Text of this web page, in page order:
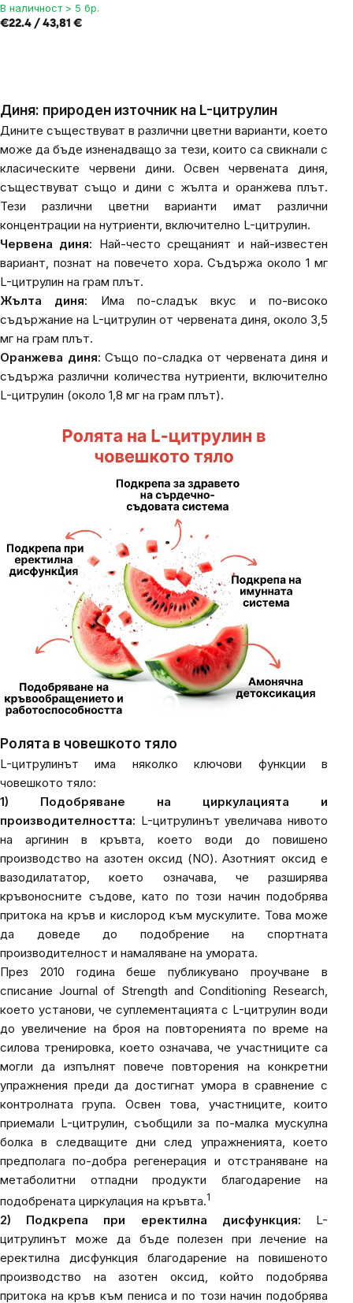
В наличност > 5 бр.
€22.4 / 43,81 €
Диня: природен източник на L-цитрулин
Дините съществуват в различни цветни варианти, което
може да бъде изненадващо за тези, които са свикнали с
класическите червени дини. Освен червената диня,
съществуват също и дини с жълта и оранжева плът.
Тези различни цветни варианти имат различни
концентрации на нутриенти, включително L-цитрулин.
Червена диня: Най-често срещаният и най-известен
вариант, познат на повечето хора. Съдържа около 1 мг
L-цитрулин на грам плът.
Жълта диня: Има по-сладък вкус и по-високо
съдържание на L-цитрулин от червената диня, около 3,5
мг на грам плът.
Оранжева диня: Също по-сладка от червената диня и
съдържа различни количества нутриенти, включително
L-цитрулин (около 1,8 мг на грам плът).
Ролята в човешкото тяло
L-цитрулинът има няколко ключови функции в
човешкото тяло:
1) Подобряване на циркулацията и
производителността: L-цитрулинът увеличава нивото
на аргинин в кръвта, което води до повишено
производство на азотен оксид (NO). Азотният оксид е
вазодилататор, което означава, че разширява
кръвоносните съдове, като по този начин подобрява
притока на кръв и кислород към мускулите. Това може
да доведе до подобрение на спортната
производителност и намаляване на умората.
През 2010 година беше публикувано проучване в
списание Journal of Strength and Conditioning Research,
което установи, че суплементацията с L-цитрулин води
до увеличение на броя на повторенията по време на
силова тренировка, което означава, че участниците са
могли да изпълнят повече повторения на конкретни
упражнения преди да достигнат умора в сравнение с
контролната група. Освен това, участниците, които
приемали L-цитрулин, съобщили за по-малка мускулна
болка в следващите дни след упражненията, което
предполага по-добра регенерация и отстраняване на
метаболитни отпадни продукти благодарение на
подобрената циркулация на кръвта.1
2) Подкрепа при еректилна дисфункция: L-
цитрулинът може да бъде полезен при лечение на
еректилна дисфункция благодарение на повишеното
производство на азотен оксид, който подобрява
притока на кръв към пениса и по този начин подобрява